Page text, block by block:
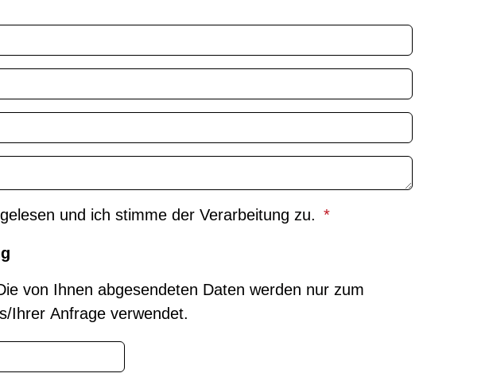
und ich stimme der Verarbeitung zu.
von Ihnen abgesendeten Daten werden nur zum
Ihrer Anfrage verwendet.